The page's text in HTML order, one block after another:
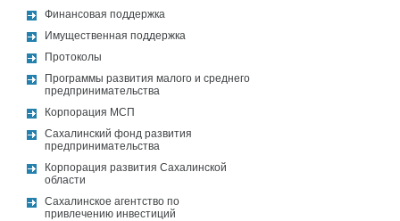
Финансовая поддержка
Имущественная поддержка
Протоколы
Программы развития малого и среднего
предпринимательства
Корпорация МСП
Сахалинский фонд развития
предпринимательства
Корпорация развития Сахалинской
области
Сахалинское агентство по
привлечению инвестиций